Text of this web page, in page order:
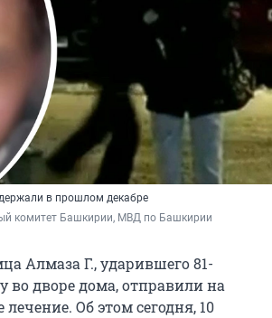
в прошлом декабре
комитет Башкирии, МВД по Башкирии
Алмаза Г., ударившего 81-
во дворе дома, отправили на
Об этом сегодня, 10